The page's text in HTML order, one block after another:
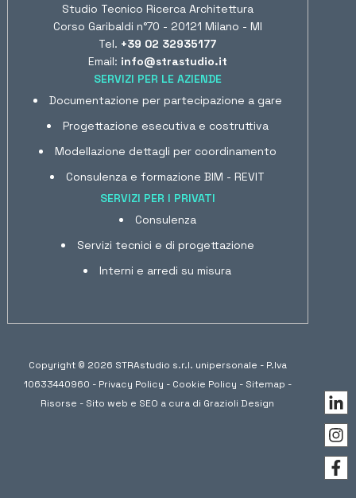
Studio Tecnico Ricerca Architettura
Corso Garibaldi n°70 - 20121 Milano - MI
Tel. +39 02 32935177
Email: info@strastudio.it
SERVIZI PER LE AZIENDE
Documentazione per partecipazione a gare
Progettazione esecutiva e costruttiva
Modellazione dettagli per coordinamento
Consulenza e formazione BIM - REVIT
SERVIZI PER I PRIVATI
Consulenza
Servizi tecnici e di progettazione
Interni e arredi su misura
Copyright © 2026 STRAstudio s.r.l. unipersonale - P.Iva
10633440960 - Privacy Policy - Cookie Policy - Sitemap -
Risorse - Sito web e SEO a cura di Grazioli Design